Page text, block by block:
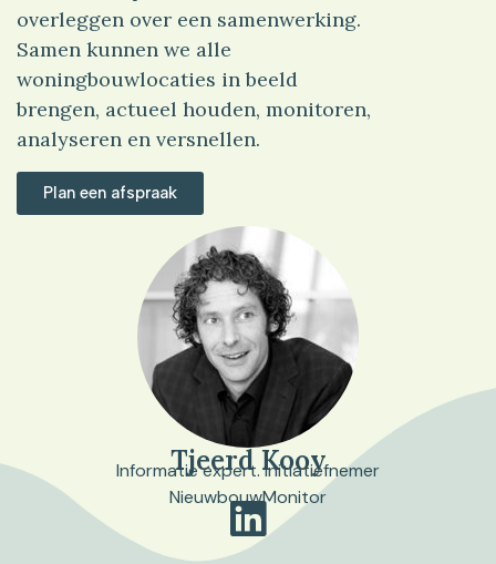
overleggen over een samenwerking.
Samen kunnen we alle
woningbouwlocaties in beeld
brengen, actueel houden, monitoren,
analyseren en versnellen.
Plan een afspraak
Tjeerd Kooy
Informatie expert. Initiatiefnemer
NieuwbouwMonitor